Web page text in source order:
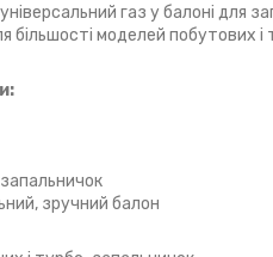
газ у балоні для
більшості моделей побутових
зручний балон